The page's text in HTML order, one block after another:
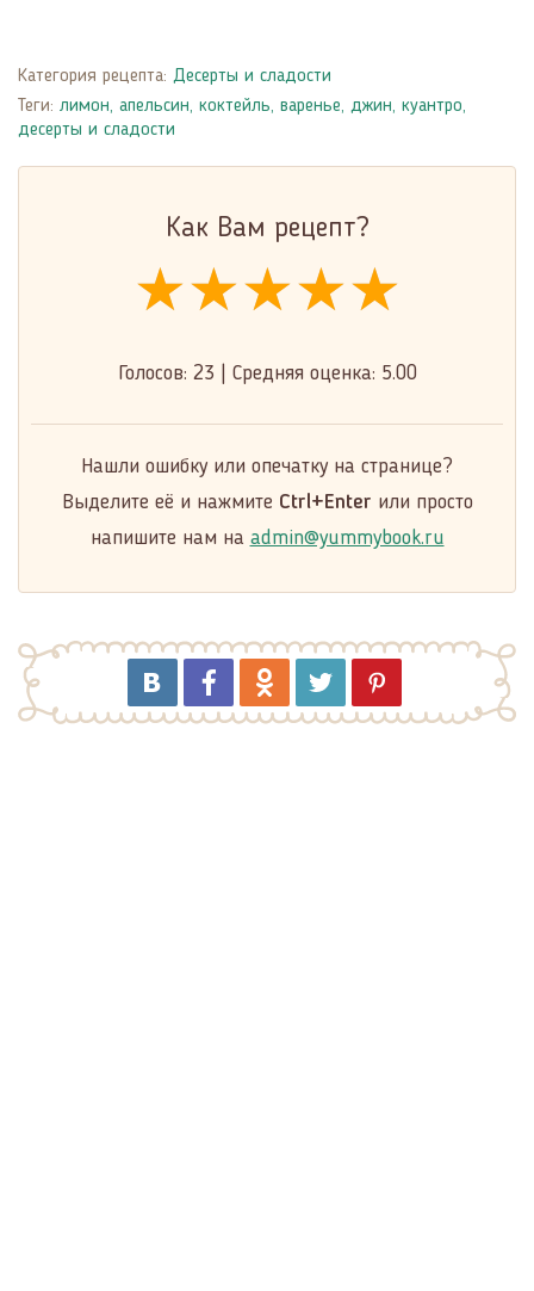
Категория рецепта: Десерты и сладости
Теги: лимон, апельсин, коктейль, варенье, джин, куантро,
десерты и сладости
Как Вам рецепт?
★★★★★
★★★★★
★★★★★
Голосов: 23 Средняя оценка: 5.00
Нашли ошибку или опечатку на странице?
Выделите её и нажмите Ctrl+Enter или просто
напишите нам на admin@yummybook.ru